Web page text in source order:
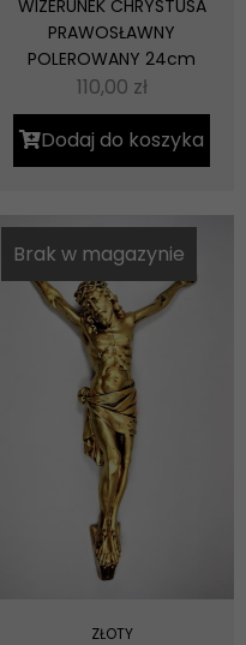
WIZERUNEK CHRYSTUSA
PRAWOSŁAWNY
POLEROWANY 24cm
110,00 zł
Dodaj do koszyka
Brak w magazynie
ZŁOTY